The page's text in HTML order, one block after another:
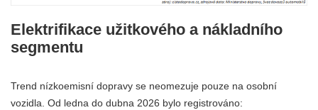
Elektrifikace užitkového a nákladního
segmentu
Trend nízkoemisní dopravy se neomezuje pouze na osobní
vozidla. Od ledna do dubna 2026 bylo registrováno: